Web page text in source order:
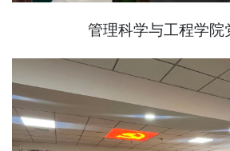
管理科学与工程学院